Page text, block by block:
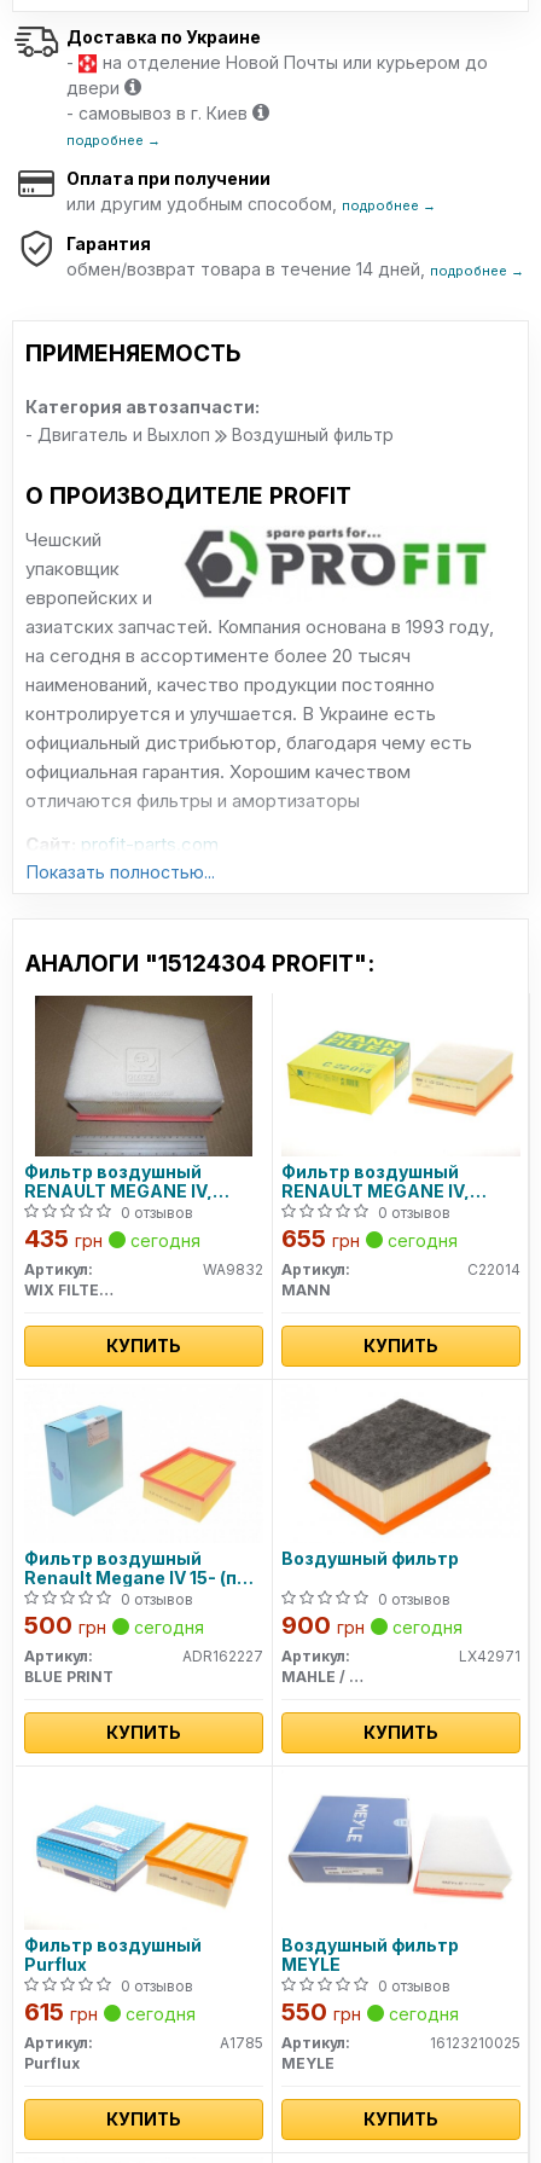
Доставка по Украине
-
на отделение Новой Почты или курьером до
двери
- самовывоз в г. Киев
подробнее →
Оплата при получении
или другим удобным способом,
подробнее →
Гарантия
обмен/возврат товара в течение 14 дней,
подробнее →
ПРИМЕНЯЕМОСТЬ
Категория автозапчасти:
- Двигатель и Выхлоп
Воздушный фильтр
О ПРОИЗВОДИТЕЛЕ PROFIT
Чешский
упаковщик
европейских и
азиатских запчастей. Компания основана в 1993 году,
на сегодня в ассортименте более 20 тысяч
наименований, качество продукции постоянно
контролируется и улучшается. В Украине есть
официальный дистрибьютор, благодаря чему есть
официальная гарантия. Хорошим качеством
отличаются фильтры и амортизаторы
Сайт: profit-parts.com
Показать полностью...
АНАЛОГИ "15124304 PROFIT":
Фильтр воздушный
RENAULT MEGANE IV,
ESPACE V 15- (пр-во WIX-
FILTERS)
0 отзывов
435 грн сегодня
Артикул:
WA9832
WIX FILTERS
КУПИТЬ
Фильтр воздушный
RENAULT MEGANE IV,
ESPACE V 15- (пр-во
MANN)
0 отзывов
655 грн сегодня
Артикул:
C22014
MANN
КУПИТЬ
Фильтр воздушный
Renault Megane IV 15- (пр-
во Blue Print)0 отзывов
500 грн сегодня
Артикул:
ADR162227
BLUE PRINT
КУПИТЬ
Воздушный фильтр
0 отзывов
900 грн сегодня
Артикул:
LX42971
MAHLE / KNECHT
КУПИТЬ
Фильтр воздушный
Purflux
0 отзывов
615 грн сегодня
Артикул:
A1785
Purflux
КУПИТЬ
Воздушный фильтр
MEYLE
0 отзывов
550 грн сегодня
Артикул:
16123210025
MEYLE
КУПИТЬ